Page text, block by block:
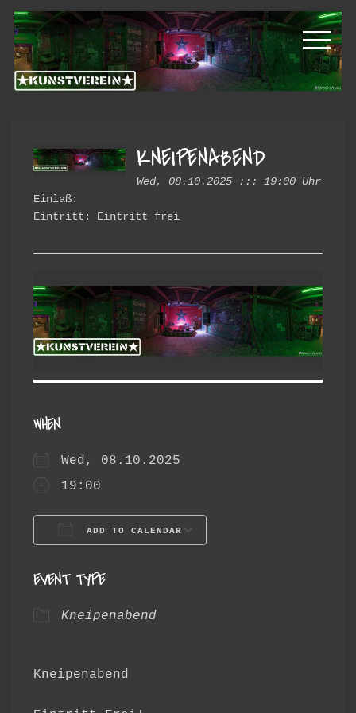
Skip
primary
navigation
Skip
main
content
Kunstverein
Hintere
Cramergasse
KNEIPENABEND
Wed, 08.10.2025 ::: 19:00 Uhr
Einlaß:
Eintritt: Eintritt frei
WHEN
Wed, 08.10.2025
19:00
ADD TO CALENDAR
EVENT TYPE
Kneipenabend
Kneipenabend